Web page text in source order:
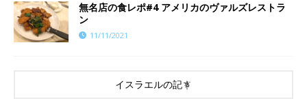
​​無名店の食レポ#4 アメリカのヴァルズレストラ
ン
11/11/2021
イスラエルの記事